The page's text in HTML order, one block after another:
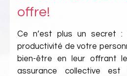
offre!
Ce n’est plus un secret :
productivité de votre
bien-être en leur offrant
assurance collective est